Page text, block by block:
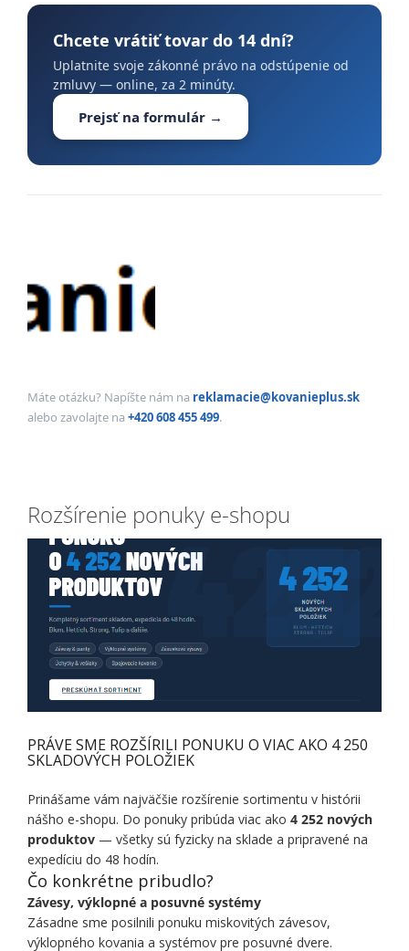
Chcete vrátiť tovar do 14 dní?
Uplatnite svoje zákonné právo na odstúpenie od
zmluvy — online, za 2 minúty.
Prejsť na formulár →
Máte otázku? Napíšte nám na reklamacie@kovanieplus.sk
alebo zavolajte na +420 608 455 499.
Rozšírenie ponuky e-shopu
PRÁVE SME ROZŠÍRILI PONUKU O VIAC AKO 4 250
SKLADOVÝCH POLOŽIEK
Prinášame vám najväčšie rozšírenie sortimentu v histórii
nášho e-shopu. Do ponuky pribúda viac ako 4 252 nových
produktov — všetky sú fyzicky na sklade a pripravené na
expedíciu do 48 hodín.
Čo konkrétne pribudlo?
Závesy, výklopné a posuvné systémy
Zásadne sme posilnili ponuku miskovitých závesov,
výklopného kovania a systémov pre posuvné dvere.